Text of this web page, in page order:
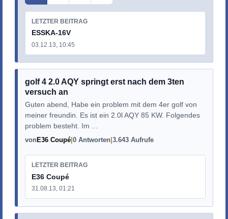
LETZTER BEITRAG
ESSKA-16V
03.12.13, 10:45
golf 4 2.0 AQY springt erst nach dem 3ten
versuch an
Guten abend, Habe ein problem mit dem 4er golf von
meiner freundin. Es ist ein 2.0l AQY 85 KW. Folgendes
problem besteht. Im ...
vonE36 Coupé 0 Antworten 3.643 Aufrufe
LETZTER BEITRAG
E36 Coupé
31.08.13, 01:21